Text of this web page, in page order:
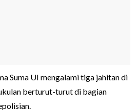
Suma UI mengalami tiga jahitan di
berturut-turut di bagian